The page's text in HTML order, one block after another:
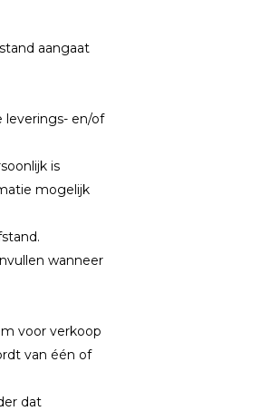
aangaat
leverings- en/of
is
mogelijk
wanneer
voor verkoop
van één of
dat